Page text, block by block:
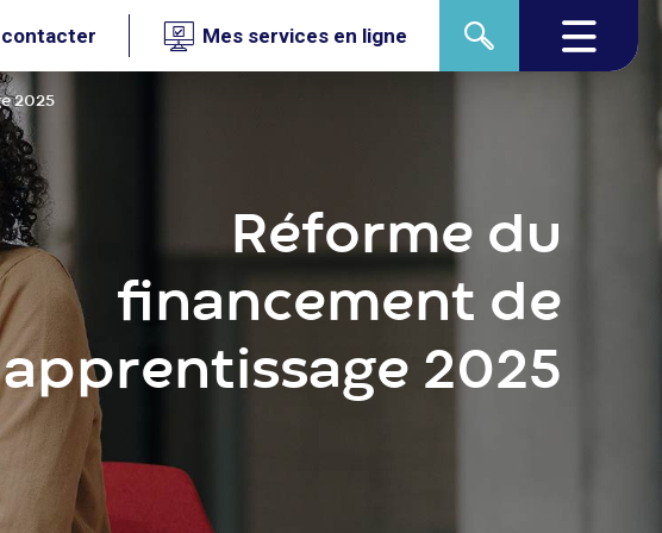
contacter Mes services en ligne
2025
Réforme du
financement de
2025